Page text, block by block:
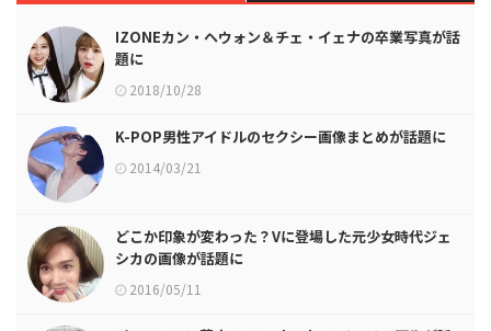
IZONEカン・ヘウォン＆チェ・イェナの卒業写真が話
題に
2018/10/28
K-POP男性アイドルのセクシー画像まとめが話題に
2014/03/21
どこか印象が変わった？Vに登場した元少女時代ジェ
シカの画像が話題に
2016/05/11